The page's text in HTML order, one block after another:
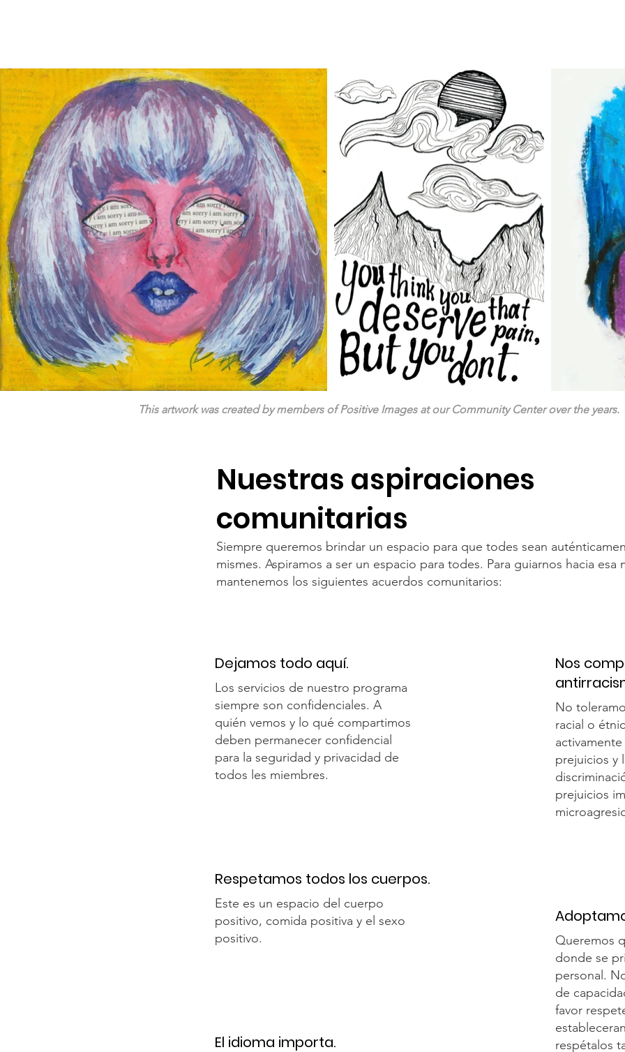
This artwork was created by members of Positive Images at our Community Center over the years.
Nuestras aspiraciones
comunitarias
Siempre queremos brindar un espacio para que todes sean
mismes. Aspiramos a ser un espacio para todes. Para guiarnos hacia esa
mantenemos los siguientes acuerdos comunitarios:
Dejamos todo aquí.
Los servicios de nuestro programa
siempre son confidenciales. A
quién vemos y lo qué compartimos
deben permanecer confidencial
para la seguridad y privacidad de
todos les miembres.
Respetamos todos los cuerpos.
Este es un espacio del cuerpo
positivo, comida positiva y el sexo
positivo.
El idioma importa.
Nos
No
racial o
prejuicios y
prejuicios
Queremos
donde se
personal.
de
favor
respétalos